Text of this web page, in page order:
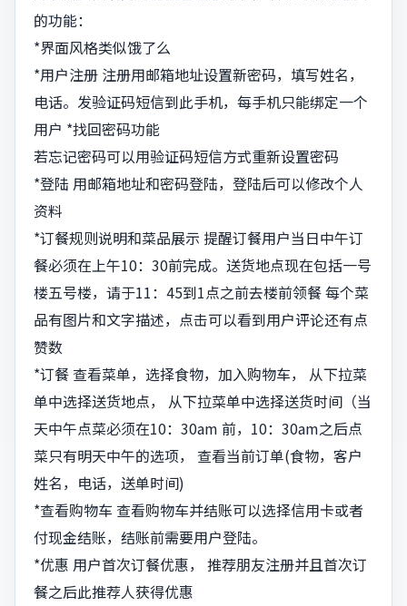
的功能：
*界面风格类似饿了么
*用户注册 注册用邮箱地址设置新密码，填写姓名，
电话。发验证码短信到此手机，每手机只能绑定一个
用户 *找回密码功能
若忘记密码可以用验证码短信方式重新设置密码
*登陆 用邮箱地址和密码登陆，登陆后可以修改个人
资料
*订餐规则说明和菜品展示 提醒订餐用户当日中午订
餐必须在上午10：30前完成。送货地点现在包括一号
楼五号楼，请于11：45到1点之前去楼前领餐 每个菜
品有图片和文字描述，点击可以看到用户评论还有点
赞数
*订餐 查看菜单，选择食物，加入购物车， 从下拉菜
单中选择送货地点， 从下拉菜单中选择送货时间（当
天中午点菜必须在10：30am 前，10：30am之后点
菜只有明天中午的选项， 查看当前订单(食物，客户
姓名，电话，送单时间)
*查看购物车 查看购物车并结账可以选择信用卡或者
付现金结账，结账前需要用户登陆。
*优惠 用户首次订餐优惠， 推荐朋友注册并且首次订
餐之后此推荐人获得优惠